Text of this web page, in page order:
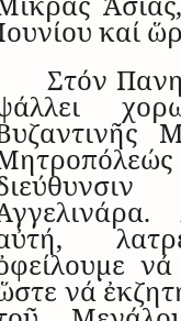
καί
Στόν
νά